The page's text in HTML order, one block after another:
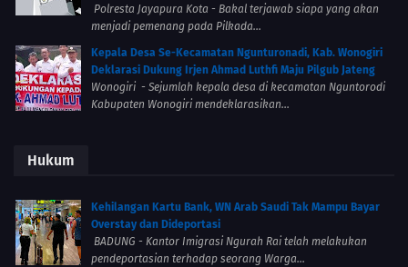
Polresta Jayapura Kota - Bakal terjawab siapa yang akan
menjadi pemenang pada Pilkada...
Kepala Desa Se-Kecamatan Ngunturonadi, Kab. Wonogiri
Deklarasi Dukung Irjen Ahmad Luthfi Maju Pilgub Jateng
Wonogiri - Sejumlah kepala desa di kecamatan Nguntorodi
Kabupaten Wonogiri mendeklarasikan...
Hukum
Kehilangan Kartu Bank, WN Arab Saudi Tak Mampu Bayar
Overstay dan Dideportasi
BADUNG - Kantor Imigrasi Ngurah Rai telah melakukan
pendeportasian terhadap seorang Warga...